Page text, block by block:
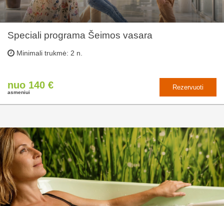
Speciali programa Šeimos vasara
Minimali trukmė: 2 n.
nuo 140 €
asmeniui
Rezervuoti